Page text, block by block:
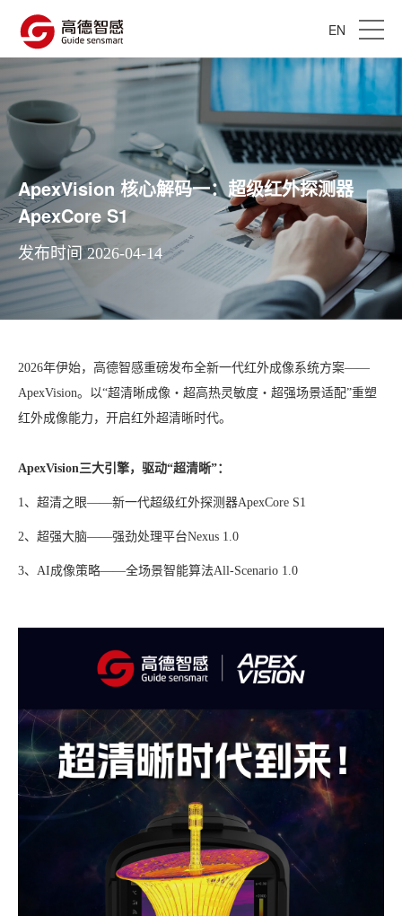
EN
ApexVision 核心解码一：超级红外探测器
ApexCore S1
发布时间 2026-04-14
2026年伊始，高德智感重磅发布全新一代红外成像系统方案——
ApexVision。以“超清晰成像・超高热灵敏度・超强场景适配”重塑
红外成像能力，开启红外超清晰时代。
ApexVision三大引擎，驱动“超清晰”：
1、超清之眼——新一代超级红外探测器ApexCore S1
2、超强大脑——强劲处理平台Nexus 1.0
3、AI成像策略——全场景智能算法All-Scenario 1.0